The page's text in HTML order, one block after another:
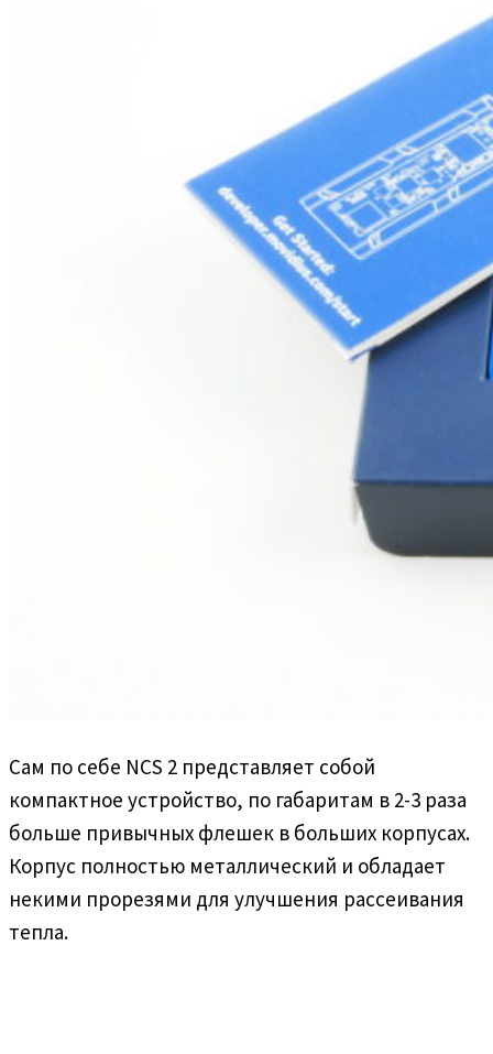
Сам по себе NCS 2 представляет собой
компактное устройство, по габаритам в 2-3 раза
больше привычных флешек в больших корпусах.
Корпус полностью металлический и обладает
некими прорезями для улучшения рассеивания
тепла.